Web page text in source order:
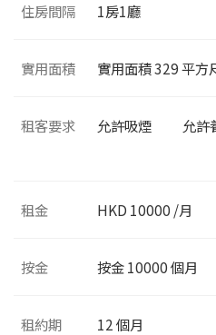
住房間隔 1房1廳
實用面積 實用面積329平方
租客要求 允許吸煙 允許
租金 HKD 10000 /月
按金 按金 10000 個月
租約期 12 個月